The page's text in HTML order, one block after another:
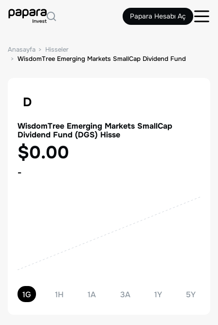
Papara Hesabı Aç
Anasayfa
Hisseler
WisdomTree Emerging Markets SmallCap Dividend Fund
D
WisdomTree Emerging Markets SmallCap
Dividend Fund (DGS) Hisse
$0.00
-
1G 1H 1A 3A 1Y 5Y